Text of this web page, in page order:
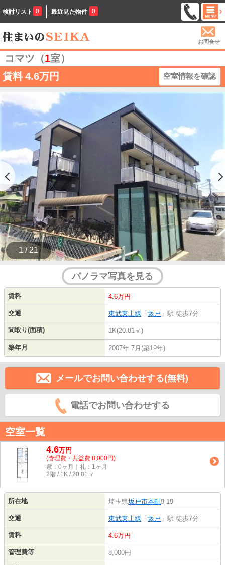
検討リスト 0 最近見た物件 0
お問合せ
コマツ（1室）
賃料 4.6万円 空室情報を確認
1 / 21
パノラマ写真を見る
賃料 4.6万円
交通 東武東上線 「 坂戸 」駅 徒歩7分
間取り(面積) 1K(20.81㎡)
築年月 2007年 7月(築19年)
メールでお問い合わせする(無料)
電話でお問い合わせする
空室一覧
4.6万円
(管理費・共益費 8,000円)
敷：0ヶ月｜礼：1ヶ月
2階 / 1K / 20.81㎡
所在地 埼玉県坂戸市本町9-19
交通 東武東上線 「 坂戸 」駅 徒歩7分
賃料 4.6万円
管理費等 8,000円